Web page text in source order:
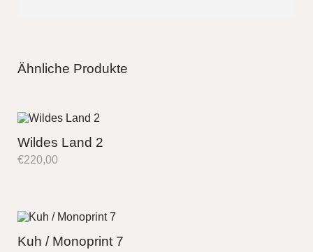
Ähnliche Produkte
Wildes Land 2
€220,00
Kuh / Monoprint 7